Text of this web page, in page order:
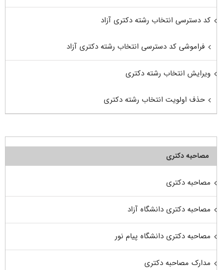
کد دسترسی انتخاب رشته دکتری آزاد
فراموشی کد دسترسی انتخاب رشته دکتری آزاد
ویرایش انتخاب رشته دکتری
حذف اولویت انتخاب رشته دکتری
مصاحبه دکتری
مصاحبه دکتری
مصاحبه دکتری دانشگاه آزاد
مصاحبه دکتری دانشگاه پیام نور
مدارک مصاحبه دکتری